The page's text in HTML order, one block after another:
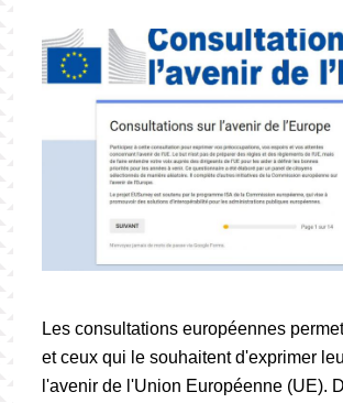
Les consultations européennes
et ceux qui le souhaitent d'exprimer
l'avenir de l'Union Européenne (UE).